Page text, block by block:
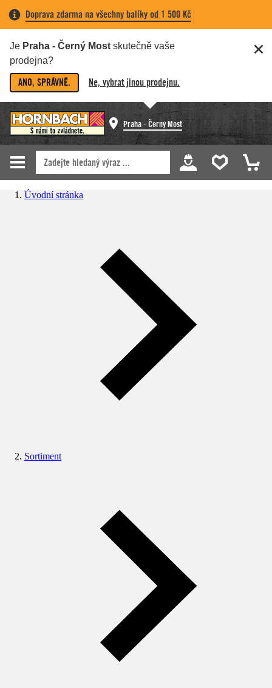
Doprava zdarma na všechny balíky od 1 500 Kč
Je Praha - Černý Most skutečně vaše
prodejna?
ANO, SPRÁVNĚ. Ne, vybrat jinou prodejnu.
Praha - Černý Most
Úvodní stránka
Sortiment